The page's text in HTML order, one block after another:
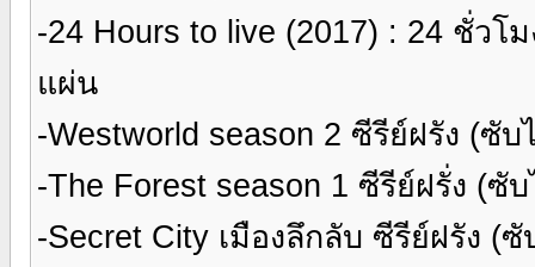
-24 Hours to live (2017) : 24 ชั่วโ
แผ่น
-Westworld season 2 ซีรีย์ฝรัง (ซั
-The Forest season 1 ซีรีย์ฝรั่ง (ซั
-Secret City เมืองลึกลับ ซีรีย์ฝรัง (